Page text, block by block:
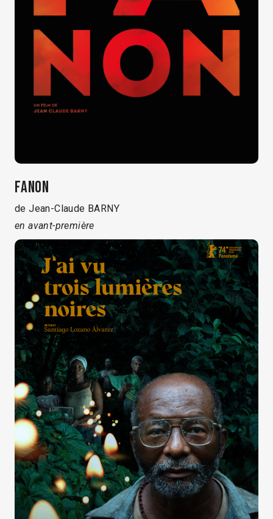
FANON
de Jean-Claude BARNY
en avant-première